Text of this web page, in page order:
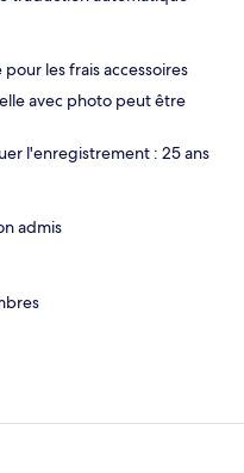
les frais accessoires
avec photo peut être
l'enregistrement : 25 ans
admis